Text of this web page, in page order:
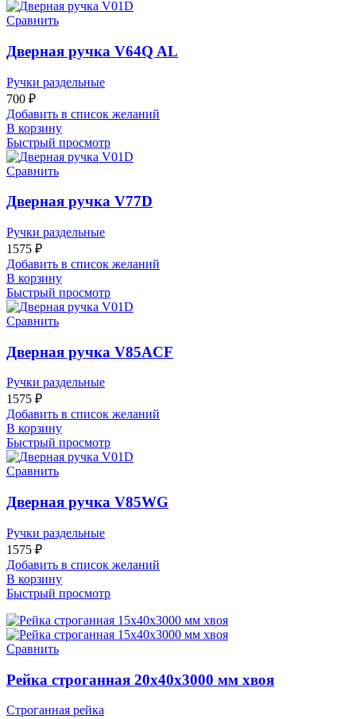
Сравнить
Дверная ручка V64Q AL
Ручки раздельные
700 ₽
Добавить в список желаний
В корзину
Быстрый просмотр
Сравнить
Дверная ручка V77D
Ручки раздельные
1575 ₽
Добавить в список желаний
В корзину
Быстрый просмотр
Сравнить
Дверная ручка V85ACF
Ручки раздельные
1575 ₽
Добавить в список желаний
В корзину
Быстрый просмотр
Сравнить
Дверная ручка V85WG
Ручки раздельные
1575 ₽
Добавить в список желаний
В корзину
Быстрый просмотр
Сравнить
Рейка строганная 20х40х3000 мм хвоя
Строганная рейка